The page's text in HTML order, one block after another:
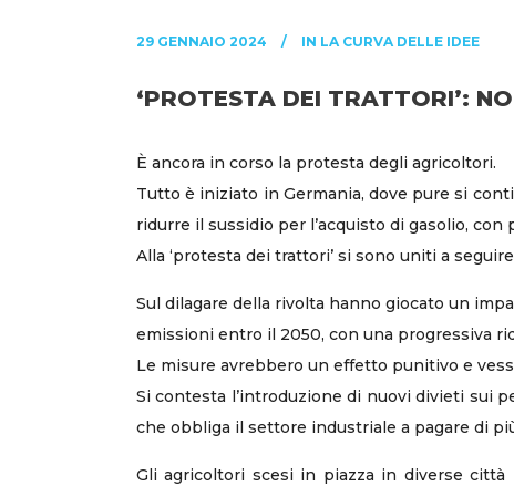
29 GENNAIO 2024 IN LA CURVA DELLE IDEE
‘PROTESTA DEI TRATTORI’:
È ancora in corso la protesta degli agricoltori.
Tutto è iniziato in Germania, dove pure si
ridurre il sussidio per l’acquisto di gasolio,
Alla ‘protesta dei trattori’ si sono uniti a
Sul dilagare della rivolta hanno giocato un
emissioni entro il 2050, con una progressiva
Le misure avrebbero un effetto punitivo e
Si contesta l’introduzione di nuovi divieti sui
che obbliga il settore industriale a pagare di
Gli agricoltori scesi in piazza in diverse città